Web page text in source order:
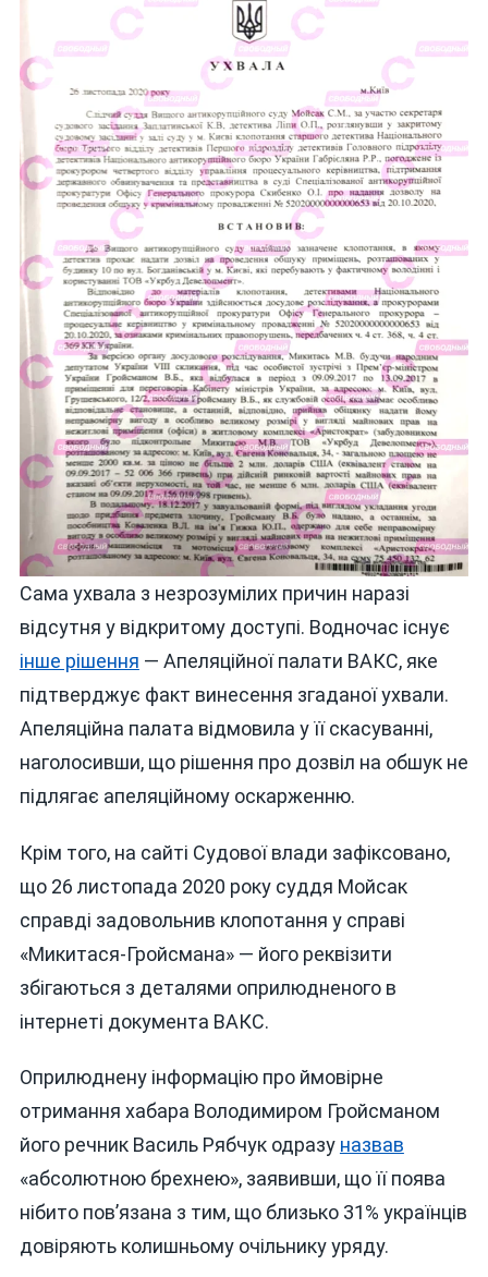
Сама ухвала з незрозумілих причин наразі
відсутня у відкритому доступі. Водночас існує
інше рішення — Апеляційної палати ВАКС, яке
підтверджує факт винесення згаданої ухвали.
Апеляційна палата відмовила у її скасуванні,
наголосивши, що рішення про дозвіл на обшук не
підлягає апеляційному оскарженню.
Крім того, на сайті Судової влади зафіксовано,
що 26 листопада 2020 року суддя Мойсак
справді задовольнив клопотання у справі
«Микитася-Гройсмана» — його реквізити
збігаються з деталями оприлюдненого в
інтернеті документа ВАКС.
Оприлюднену інформацію про ймовірне
отримання хабара Володимиром Гройсманом
його речник Василь Рябчук одразу назвав
«абсолютною брехнею», заявивши, що її поява
нібито пов’язана з тим, що близько 31% українців
довіряють колишньому очільнику уряду.